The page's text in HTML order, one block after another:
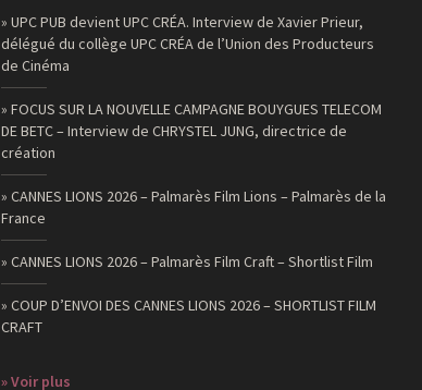
» UPC PUB devient UPC CRÉA. Interview de Xavier Prieur,
délégué du collège UPC CRÉA de l’Union des Producteurs
de Cinéma
» FOCUS SUR LA NOUVELLE CAMPAGNE BOUYGUES TELECOM
DE BETC – Interview de CHRYSTEL JUNG, directrice de
création
» CANNES LIONS 2026 – Palmarès Film Lions – Palmarès de la
France
» CANNES LIONS 2026 – Palmarès Film Craft – Shortlist Film
» COUP D’ENVOI DES CANNES LIONS 2026 – SHORTLIST FILM
CRAFT
» Voir plus